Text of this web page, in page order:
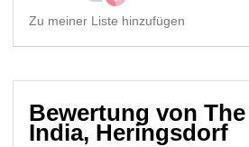
Zu meiner Liste hinzufügen
Bewertung von
India, Heringsdorf